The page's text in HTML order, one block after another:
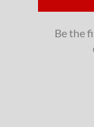
Be the